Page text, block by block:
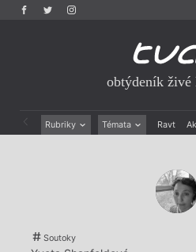
obtýdeník živé
Rubriky Témata Ravt
Výroční ceny
Soutoky